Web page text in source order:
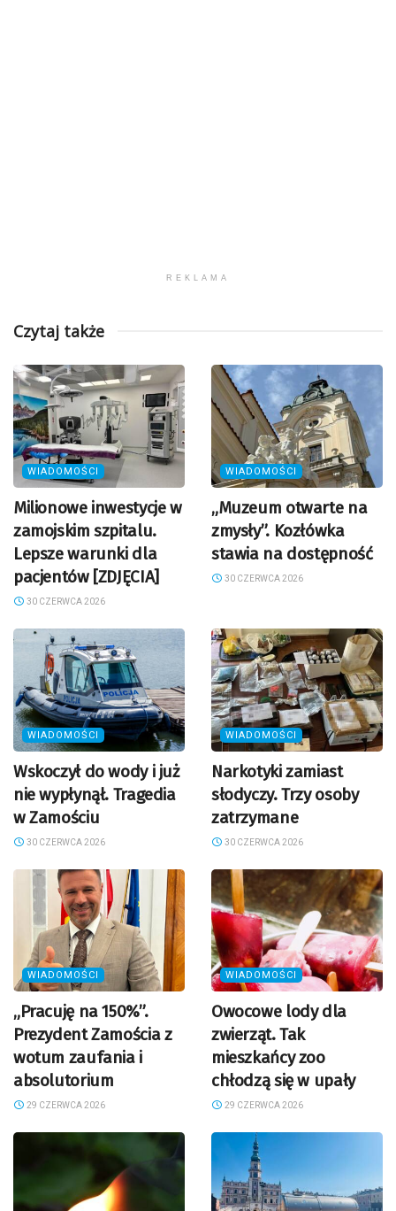
REKLAMA
Czytaj także
WIADOMOŚCI
Milionowe inwestycje w
zamojskim szpitalu.
Lepsze warunki dla
pacjentów [ZDJĘCIA]
30 CZERWCA 2026
WIADOMOŚCI
„Muzeum otwarte na
zmysły”. Kozłówka
stawia na dostępność
30 CZERWCA 2026
WIADOMOŚCI
Wskoczył do wody i już
nie wypłynął. Tragedia
w Zamościu
30 CZERWCA 2026
WIADOMOŚCI
Narkotyki zamiast
słodyczy. Trzy osoby
zatrzymane
30 CZERWCA 2026
WIADOMOŚCI
„Pracuję na 150%”.
Prezydent Zamościa z
wotum zaufania i
absolutorium
29 CZERWCA 2026
WIADOMOŚCI
Owocowe lody dla
zwierząt. Tak
mieszkańcy zoo
chłodzą się w upały
29 CZERWCA 2026